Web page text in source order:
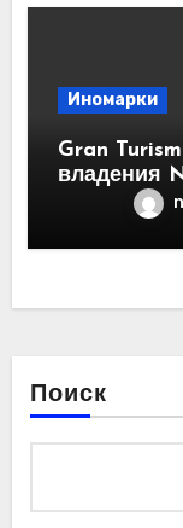
Иномарки
Gran
владения
Поиск